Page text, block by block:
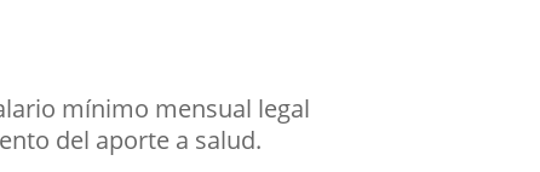
mínimo mensual legal
del aporte a salud.